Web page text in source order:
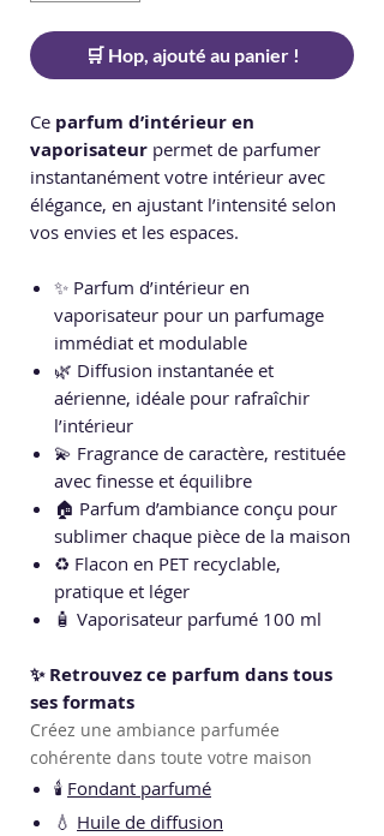
🛒 Hop, ajouté au panier !
Ce parfum d’intérieur en
vaporisateur permet de parfumer
instantanément votre intérieur avec
élégance, en ajustant l’intensité selon
vos envies et les espaces.
✨ Parfum d’intérieur en
vaporisateur pour un parfumage
immédiat et modulable
🌿 Diffusion instantanée et
aérienne, idéale pour rafraîchir
l’intérieur
💫 Fragrance de caractère, restituée
avec finesse et équilibre
🏠 Parfum d’ambiance conçu pour
sublimer chaque pièce de la maison
♻️ Flacon en PET recyclable,
pratique et léger
🧴 Vaporisateur parfumé 100 ml
✨ Retrouvez ce parfum dans tous
ses formats
Créez une ambiance parfumée
cohérente dans toute votre maison
🕯️ Fondant parfumé
💧 Huile de diffusion